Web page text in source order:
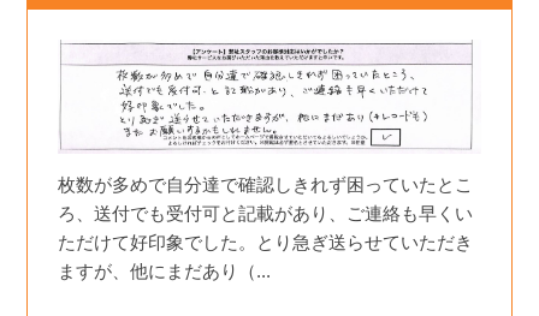
枚数が多めで自分達で確認しきれず困っていたとこ
ろ、送付でも受付可と記載があり、ご連絡も早くい
ただけて好印象でした。とり急ぎ送らせていただき
ますが、他にまだあり（...